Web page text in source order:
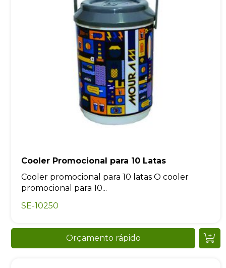
Cooler Promocional para 10 Latas
Cooler promocional para 10 latas O cooler
promocional para 10...
SE-10250
Orçamento rápido